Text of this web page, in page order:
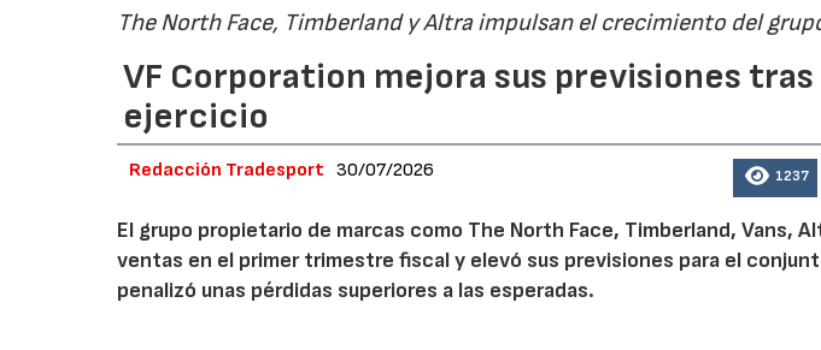
The North Face, Timberland y Altra impulsan el crecimiento del
VF Corporation mejora sus previsiones
ejercicio
Redacción Tradesport 30/07/2026 1237
El grupo propietario de marcas como The North Face, Timberland, Vans,
ventas en el primer trimestre fiscal y elevó sus previsiones para el
penalizó unas pérdidas superiores a las esperadas.